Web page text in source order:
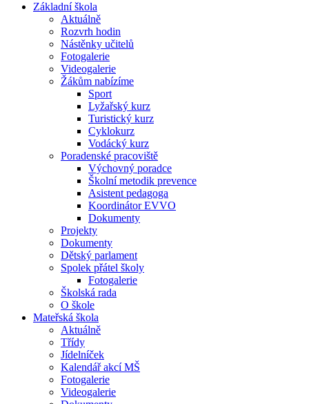
Základní škola
Aktuálně
Rozvrh hodin
Nástěnky učitelů
Fotogalerie
Videogalerie
Žákům nabízíme
Sport
Lyžařský kurz
Turistický kurz
Cyklokurz
Vodácký kurz
Poradenské pracoviště
Výchovný poradce
Školní metodik prevence
Asistent pedagoga
Koordinátor EVVO
Dokumenty
Projekty
Dokumenty
Dětský parlament
Spolek přátel školy
Fotogalerie
Školská rada
O škole
Mateřská škola
Aktuálně
Třídy
Jídelníček
Kalendář akcí MŠ
Fotogalerie
Videogalerie